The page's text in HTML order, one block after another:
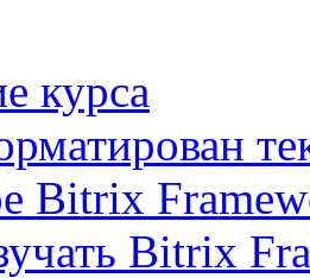
курса
Bitrix
Bitrix